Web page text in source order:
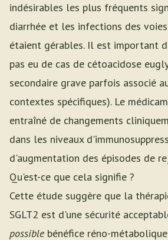
indésirables les plus fréquents
diarrhée et les infections des
étaient gérables. Il est important
pas eu de cas de cétoacidose
secondaire grave parfois associé
contextes spécifiques). Le
entraîné de changements
dans les niveaux
d'augmentation des épisodes de
Qu'est-ce que cela signifie ?
Cette étude suggère que la
SGLT2 est d'une sécurité
possible bénéfice réno-